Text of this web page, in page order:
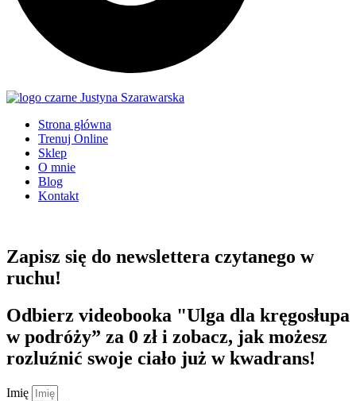
Strona główna
Trenuj Online
Sklep
O mnie
Blog
Kontakt
Zapisz się do newslettera czytanego w
ruchu!
Odbierz videobooka "Ulga dla kręgosłupa
w podróży” za 0 zł i zobacz, jak możesz
rozluźnić swoje ciało już w kwadrans!
Imię